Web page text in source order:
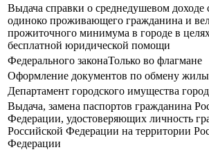
Выдача справки о среднедушевом доходе
одиноко проживающего гражданина и
прожиточного минимума в городе в
бесплатной юридической помощи
Федерального законаТолько во флагмане
Оформление документов по обмену
Департамент городского имущества
Выдача, замена паспортов гражданина
Федерации, удостоверяющих личность
Российской Федерации на территории
Федерации